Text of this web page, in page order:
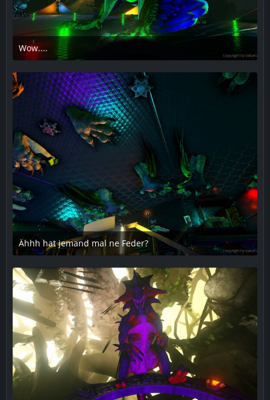
Wow....
18. Dezember 2018 um 23:51
1
Ähhh hat jemand mal ne Feder?
25. Januar 2019 um 23:46
1